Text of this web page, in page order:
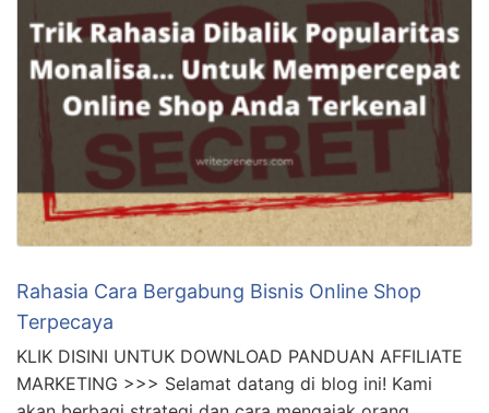
Rahasia Cara Bergabung Bisnis Online Shop
Terpecaya
KLIK DISINI UNTUK DOWNLOAD PANDUAN AFFILIATE
MARKETING >>> Selamat datang di blog ini! Kami